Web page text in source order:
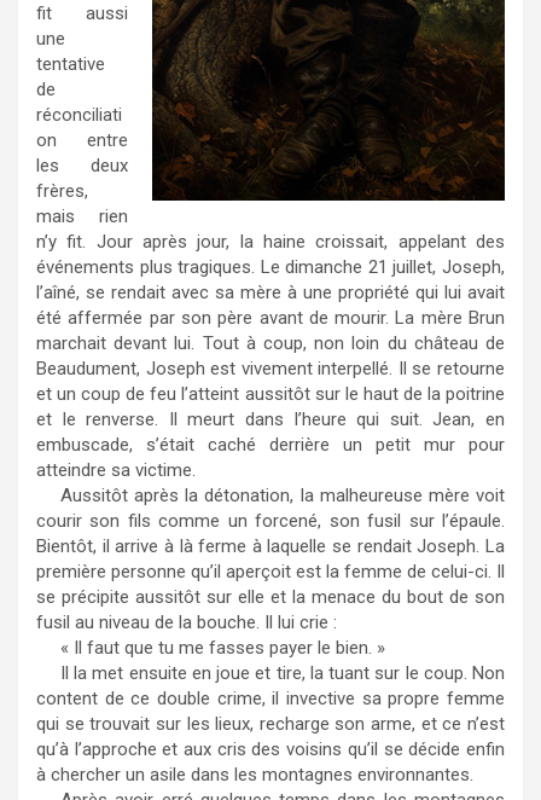
fit aussi
une
tentative
de
réconciliati
on entre
les deux
frères,
mais rien
n’y fit. Jour après jour, la haine croissait, appelant des
événements plus tragiques. Le dimanche 21 juillet, Joseph,
l’aîné, se rendait avec sa mère à une propriété qui lui avait
été affermée par son père avant de mourir. La mère Brun
marchait devant lui. Tout à coup, non loin du château de
Beaudument, Joseph est vivement interpellé. Il se retourne
et un coup de feu l’atteint aussitôt sur le haut de la poitrine
et le renverse. Il meurt dans l’heure qui suit. Jean, en
embuscade, s’était caché derrière un petit mur pour
atteindre sa victime.
Aussitôt après la détonation, la malheureuse mère voit
courir son fils comme un forcené, son fusil sur l’épaule.
Bientôt, il arrive à là ferme à laquelle se rendait Joseph. La
première personne qu’il aperçoit est la femme de celui-ci. Il
se précipite aussitôt sur elle et la menace du bout de son
fusil au niveau de la bouche. Il lui crie :
« Il faut que tu me fasses payer le bien. »
Il la met ensuite en joue et tire, la tuant sur le coup. Non
content de ce double crime, il invective sa propre femme
qui se trouvait sur les lieux, recharge son arme, et ce n’est
qu’à l’approche et aux cris des voisins qu’il se décide enfin
à chercher un asile dans les montagnes environnantes.